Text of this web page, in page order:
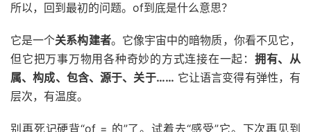
所以，回到最初的问题。of到底是什么意思？
它是一个关系构建者。它像宇宙中的暗物质，你看不见它，
但它把万事万物用各种奇妙的方式连接在一起： 拥有、从
属、构成、包含、源于、关于…… 它让语言变得有弹性，有
层次，有温度。
别再死记硬背“of = 的”了。试着去“感受”它。下次再见到